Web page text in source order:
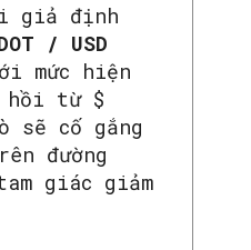
giả định
/ USD
mức hiện
hồi từ $
sẽ cố gắng
đường
giác giảm